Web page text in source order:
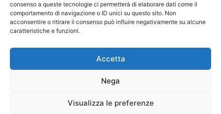
consenso a queste tecnologie ci permetterà di elaborare dati come il
comportamento di navigazione o ID unici su questo sito. Non
acconsentire o ritirare il consenso può influire negativamente su alcune
caratteristiche e funzioni.
Accetta
Nega
Visualizza le preferenze
© 2026 Comunicati Stampa | Powered by